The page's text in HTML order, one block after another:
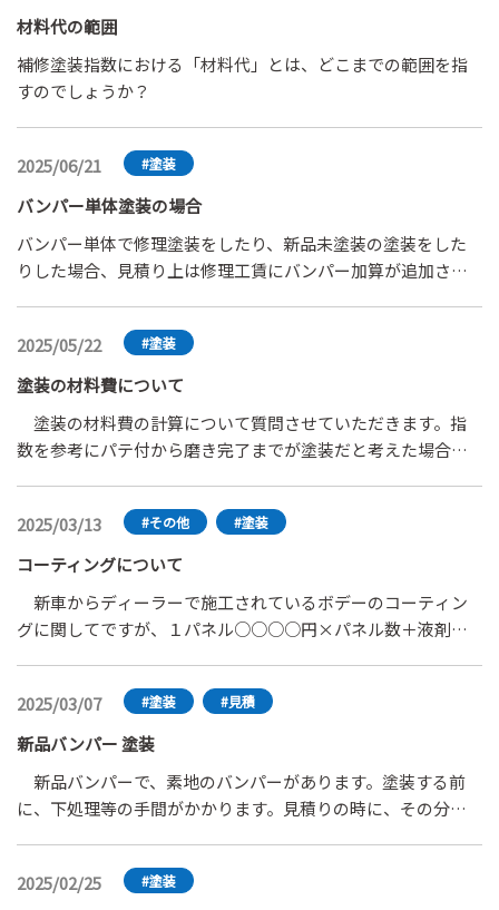
材料代の範囲
補修塗装指数における「材料代」とは、どこまでの範囲を指
すのでしょうか？
2025/06/21 #塗装
バンパー単体塗装の場合
バンパー単体で修理塗装をしたり、新品未塗装の塗装をした
りした場合、見積り上は修理工賃にバンパー加算が追加され
2025/05/22
#塗装
塗装の材料費について
塗装の材料費の計算について質問させていただきます。指
数を参考にパテ付から磨き完了までが塗装だと考えた場合、
別で面積を（ｄｍ2）合計した場合 次のようになりました。
●高機能なし ソリッド：１３５ メタリック：１，０５
り ソリッド：１８２ メタリック：０ ２コー
ト：３４ ３コート：３３７ スクラッチ：０ トヨタ
のセルフクリヤー、２コートソリッド、カラークリヤ等、細
分化していますが今回は省略します。面積はコグニのデータ
を参照しています。白と赤等は材料の仕入れ価格が、まった
く違う事は考慮しないとして、仕入価格平均の約６０万円に
対してソリッドを１ｄｍ2塗ったら材料費はいくら、３コート
を1ｄｍ2塗ったら材料費はいくら、このような計算式を考え
たいのですが（お客様に提示したい）どの様にすれば良いの
でしょうか？ また、指数を使用する場合、仮に工賃単価
６，０００円として（副資材は単価計算から除外して）ソリ
2025/03/13 #その他 #塗装
コーティングについて
新車からディーラーで施工されているボデーのコーティン
グに関してですが、１パネル○○○○円×パネル数＋液剤費
という作業なのでしょうが、例に挙げるとフロントバンパー
取替（塗装済み）、フロントフェンダー取替・塗装、フロン
で、仮に１パネル１０，０００円のコーティング施工費用の
場合、３０，０００円の施工費用になります。このような作
業の場合、車種にも車両色にもよりますが、塗装の工賃とコ
ーティングの施工費用のつり合いがとれていません。保険会
社さんは当たり前のように容認されていますが、実際の両社
2025/03/07 #塗装 #見積
新品バンパー 塗装
新品バンパーで、素地のバンパーがあります。塗装する前
に、下処理等の手間がかかります。見積りの時に、その分は
時に、マスキング費用は請求出来るのでしょうか？
2025/02/25 #塗装